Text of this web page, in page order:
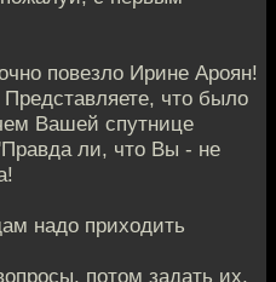
повезло Ирине Ароян!
Представляете, что было
Вашей спутнице
ли, что Вы - не
надо приходить
потом задать их,